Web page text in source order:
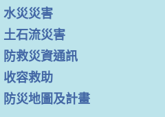
水災災害
土石流災害
防救災資通訊
收容救助
防災地圖及計畫